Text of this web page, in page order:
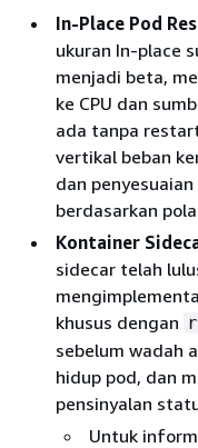
In-Place Pod
ukuran In-place
menjadi beta,
ke CPU dan
ada tanpa
vertikal beban
dan
berdasarkan
Kontainer
sidecar telah
khusus dengan
sebelum wadah
hidup pod, dan
pensinyalan
Untuk